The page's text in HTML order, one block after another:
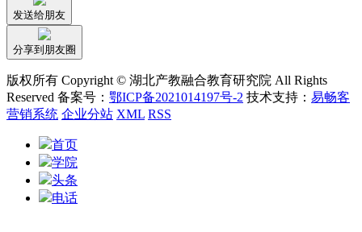
发送给朋友
分享到朋友圈
版权所有 Copyright © 湖北产教融合教育研究院 All Rights
Reserved 备案号： 鄂ICP备2021014197号-2 技术支持： 易畅客
营销系统 企业分站 XML RSS
首页
学院
头条
电话